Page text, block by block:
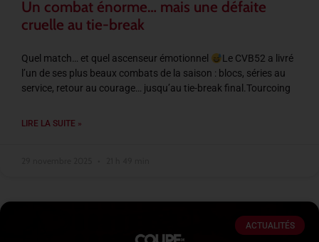
Un combat énorme… mais une défaite
cruelle au tie-break
Quel match… et quel ascenseur émotionnel
Le CVB52 a livré
l’un de ses plus beaux combats de la saison : blocs, séries au
service, retour au courage… jusqu’au tie-break final.Tourcoing
LIRE LA SUITE »
ACTUALITÉS